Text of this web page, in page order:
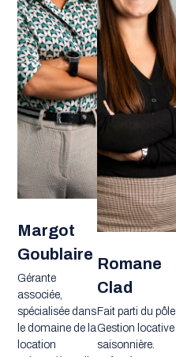
Margot
Goublaire
Gérante
associée,
spécialisée dans
le domaine de la
location
Romane
Clad
Fait parti du pôle
Gestion locative
saisonnière.